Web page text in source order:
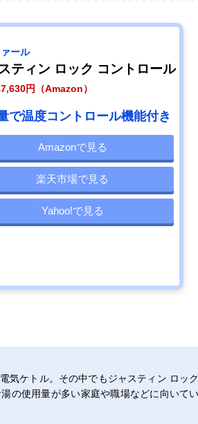
ール
ティン ロック コントロール
円（Amazon）
で温度コントロール機能付き
Amazonで見る
楽天市場で見る
Yahoo!で見る
気ケトル。その中でもジャスティン ロック
の使用量が多い家庭や職場などに向いてい